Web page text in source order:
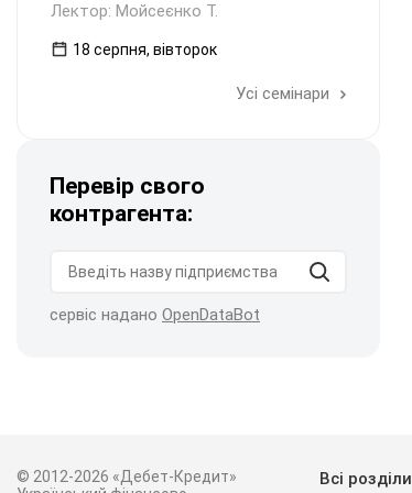
Лектор: Мойсеєнко Т.
18 серпня, вівторок
Усі семінари
Перевір свого
контрагента:
сервіс надано OpenDataBot
© 2012-2026 «Дебет-Кредит»
Всі розділи